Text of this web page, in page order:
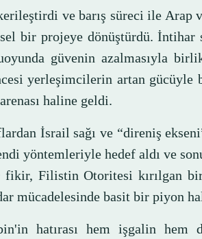
ve barış süreci ile Arap
bir projeye dönüştürdü. İntihar
güvenin azalmasıyla
yerleşimcilerin artan
haline geldi.
İsrail sağı ve “direniş
yöntemleriyle hedef aldı ve
Filistin Otoritesi kırılgan
mücadelesinde basit bir piyon
hatırası hem işgalin hem